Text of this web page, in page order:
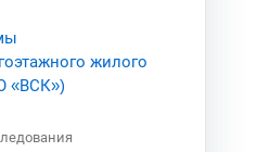
жилого
«ВСК»)